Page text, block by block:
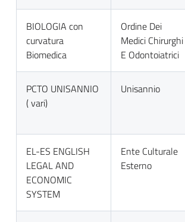
BIOLOGIA con
curvatura
Biomedica
Ordine Dei
Medici Chirurghi
E Odontoiatrici
PCTO UNISANNIO
( vari)
Unisannio
EL-ES ENGLISH
LEGAL AND
ECONOMIC
SYSTEM
Ente Culturale
Esterno